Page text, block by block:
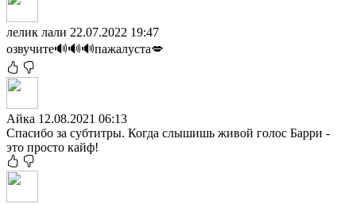
лелик лали 22.07.2022 19:47
озвучите🔊🔊🔊пажалуста💋
Айка 12.08.2021 06:13
Спасибо за субтитры. Когда слышишь живой голос Барри -
это просто кайф!